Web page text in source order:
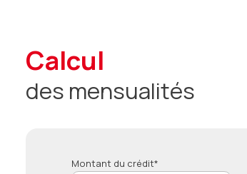
calcul
des mensualités
Montant du crédit*